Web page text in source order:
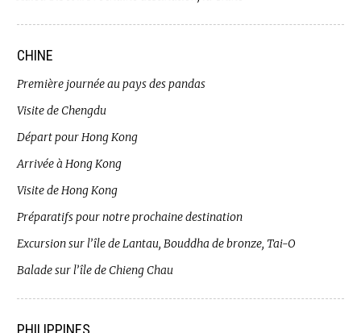
CHINE
Première journée au pays des pandas
Visite de Chengdu
Départ pour Hong Kong
Arrivée à Hong Kong
Visite de Hong Kong
Préparatifs pour notre prochaine destination
Excursion sur l’île de Lantau, Bouddha de bronze, Tai-O
Balade sur l’île de Chieng Chau
PHILIPPINES